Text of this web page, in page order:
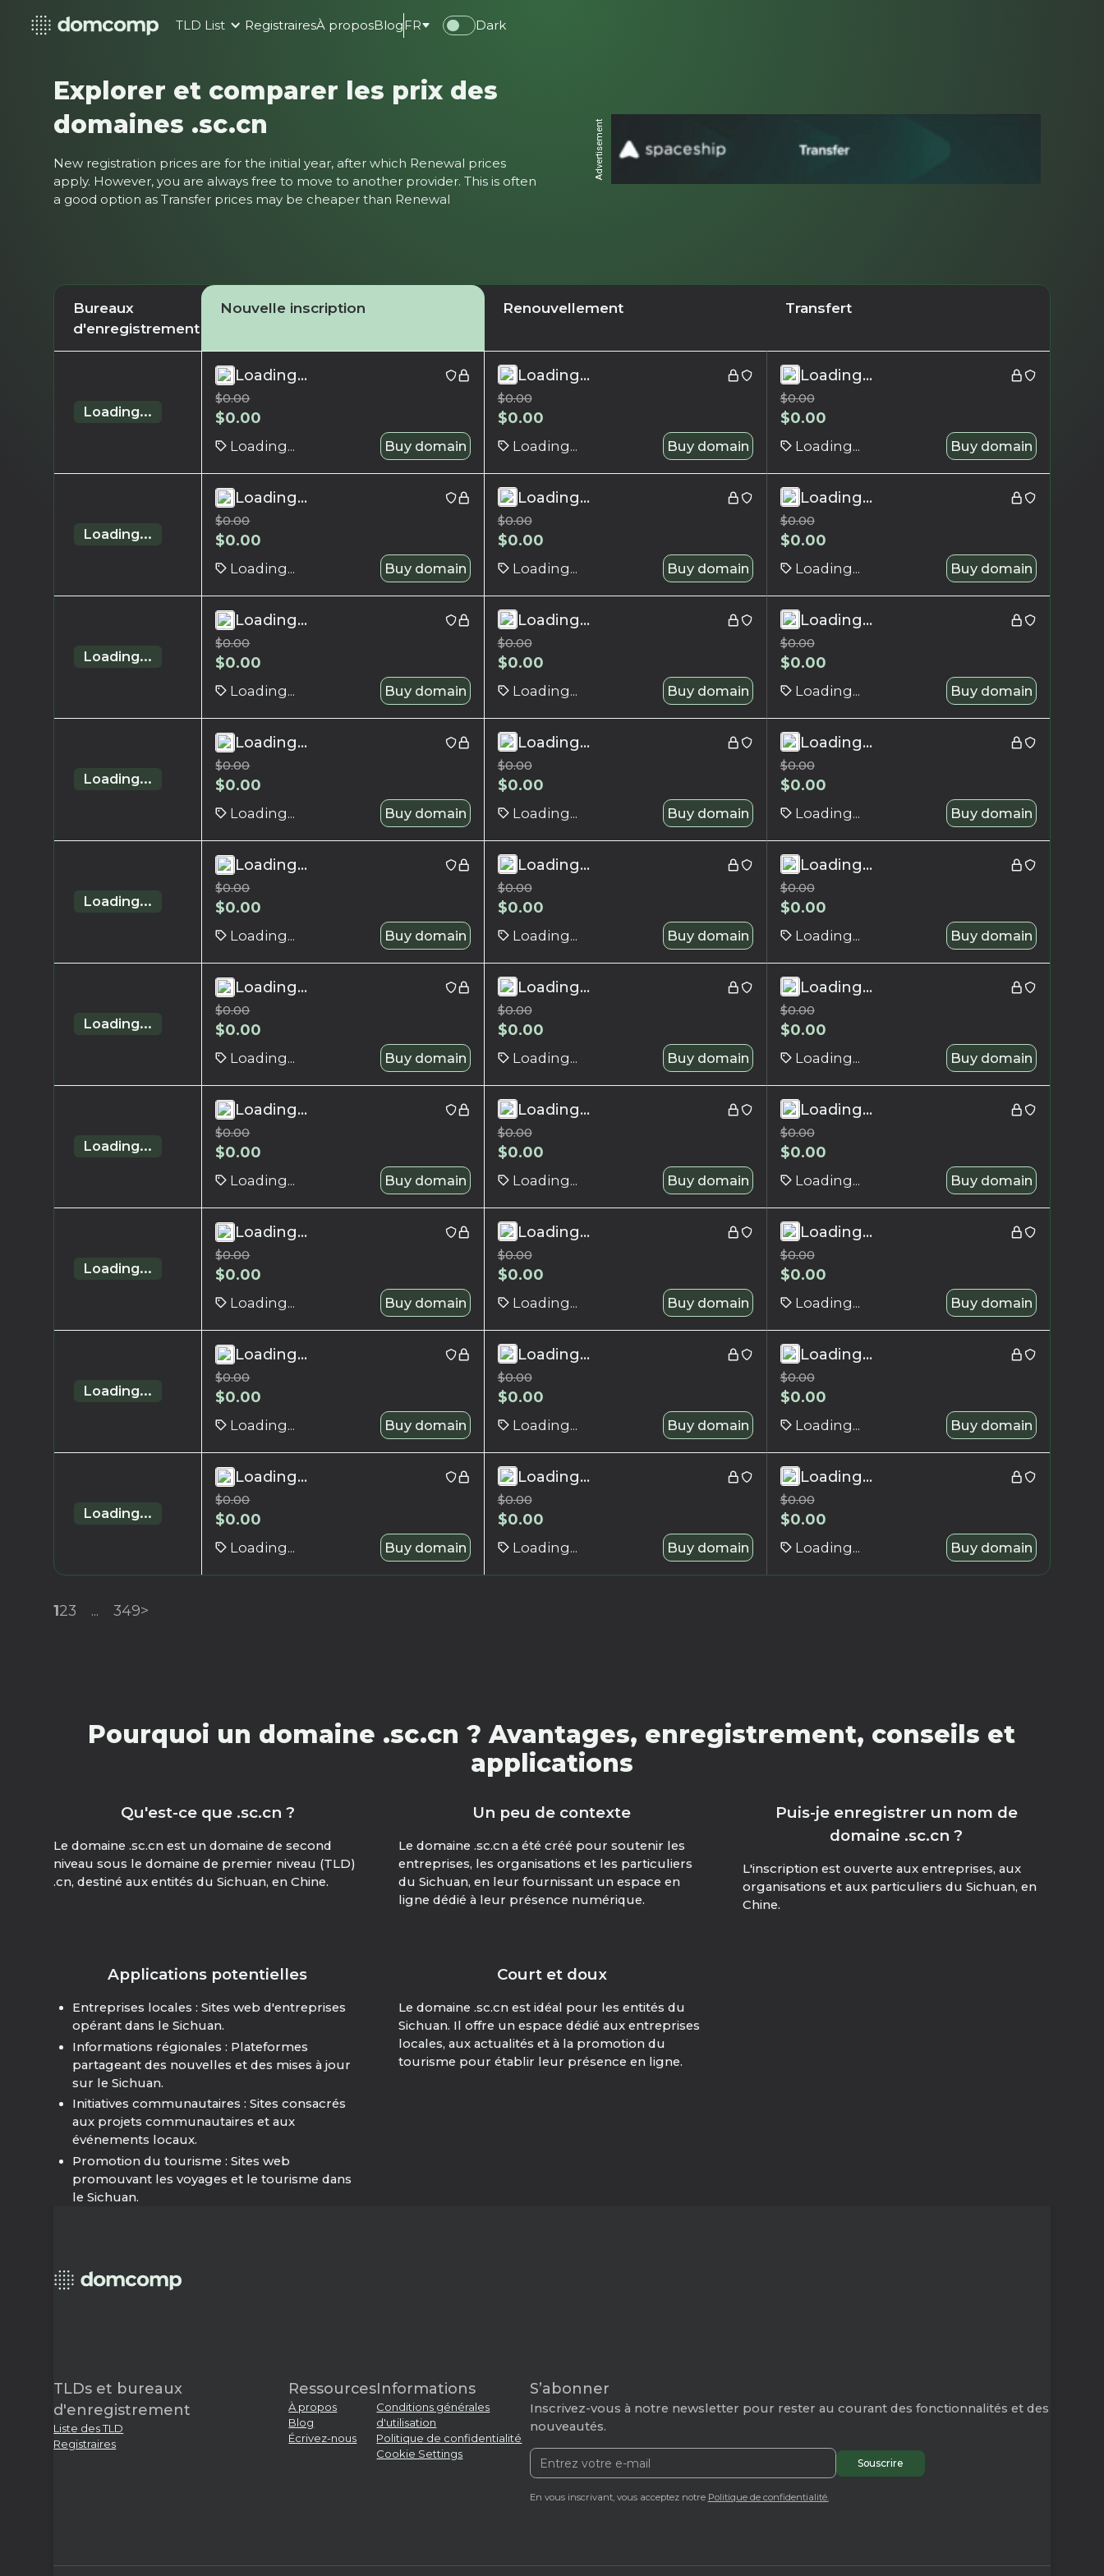
TLD List RegistrairesÀ proposBlog FR Dark
Explorer et comparer les prix des
domaines .sc.cn
New registration prices are for the initial year, after which Renewal prices
apply. However, you are always free to move to another provider. This is often
a good option as Transfer prices may be cheaper than Renewal
Advertisement
Bureaux
d'enregistrement
Nouvelle inscription Renouvellement Transfert
Loading...
Loading...
$0.00
$0.00
Loading... Buy domain
Loading...
$0.00
$0.00
Loading... Buy domain
Loading...
$0.00
$0.00
Loading... Buy domain
Loading...
Loading...
$0.00
$0.00
Loading... Buy domain
Loading...
$0.00
$0.00
Loading... Buy domain
Loading...
$0.00
$0.00
Loading... Buy domain
Loading...
Loading...
$0.00
$0.00
Loading... Buy domain
Loading...
$0.00
$0.00
Loading... Buy domain
Loading...
$0.00
$0.00
Loading... Buy domain
Loading...
Loading...
$0.00
$0.00
Loading... Buy domain
Loading...
$0.00
$0.00
Loading... Buy domain
Loading...
$0.00
$0.00
Loading... Buy domain
Loading...
Loading...
$0.00
$0.00
Loading... Buy domain
Loading...
$0.00
$0.00
Loading... Buy domain
Loading...
$0.00
$0.00
Loading... Buy domain
Loading...
Loading...
$0.00
$0.00
Loading... Buy domain
Loading...
$0.00
$0.00
Loading... Buy domain
Loading...
$0.00
$0.00
Loading... Buy domain
Loading...
Loading...
$0.00
$0.00
Loading... Buy domain
Loading...
$0.00
$0.00
Loading... Buy domain
Loading...
$0.00
$0.00
Loading... Buy domain
Loading...
Loading...
$0.00
$0.00
Loading... Buy domain
Loading...
$0.00
$0.00
Loading... Buy domain
Loading...
$0.00
$0.00
Loading... Buy domain
Loading...
Loading...
$0.00
$0.00
Loading... Buy domain
Loading...
$0.00
$0.00
Loading... Buy domain
Loading...
$0.00
$0.00
Loading... Buy domain
Loading...
Loading...
$0.00
$0.00
Loading... Buy domain
Loading...
$0.00
$0.00
Loading... Buy domain
Loading...
$0.00
$0.00
Loading... Buy domain
123 ... 349>
Pourquoi un domaine .sc.cn ? Avantages, enregistrement, conseils et
applications
Qu'est-ce que .sc.cn ?
Le domaine .sc.cn est un domaine de second
niveau sous le domaine de premier niveau (TLD)
.cn, destiné aux entités du Sichuan, en Chine.
Un peu de contexte
Le domaine .sc.cn a été créé pour soutenir les
entreprises, les organisations et les particuliers
du Sichuan, en leur fournissant un espace en
ligne dédié à leur présence numérique.
Puis-je enregistrer un nom de
domaine .sc.cn ?
L'inscription est ouverte aux entreprises, aux
organisations et aux particuliers du Sichuan, en
Chine.
Applications potentielles
Entreprises locales : Sites web d'entreprises
opérant dans le Sichuan.
Informations régionales : Plateformes
partageant des nouvelles et des mises à jour
sur le Sichuan.
Initiatives communautaires : Sites consacrés
aux projets communautaires et aux
événements locaux.
Promotion du tourisme : Sites web
promouvant les voyages et le tourisme dans
le Sichuan.
Court et doux
Le domaine .sc.cn est idéal pour les entités du
Sichuan. Il offre un espace dédié aux entreprises
locales, aux actualités et à la promotion du
tourisme pour établir leur présence en ligne.
TLDs et bureaux
d'enregistrement
Liste des TLD
Registraires
Ressources
À propos
Blog
Écrivez-nous
Informations
Conditions générales
d'utilisation
Politique de confidentialité
Cookie Settings
S’abonner
Inscrivez-vous à notre newsletter pour rester au courant des fonctionnalités et des
nouveautés.
En vous inscrivant, vous acceptez notre Politique de confidentialité.